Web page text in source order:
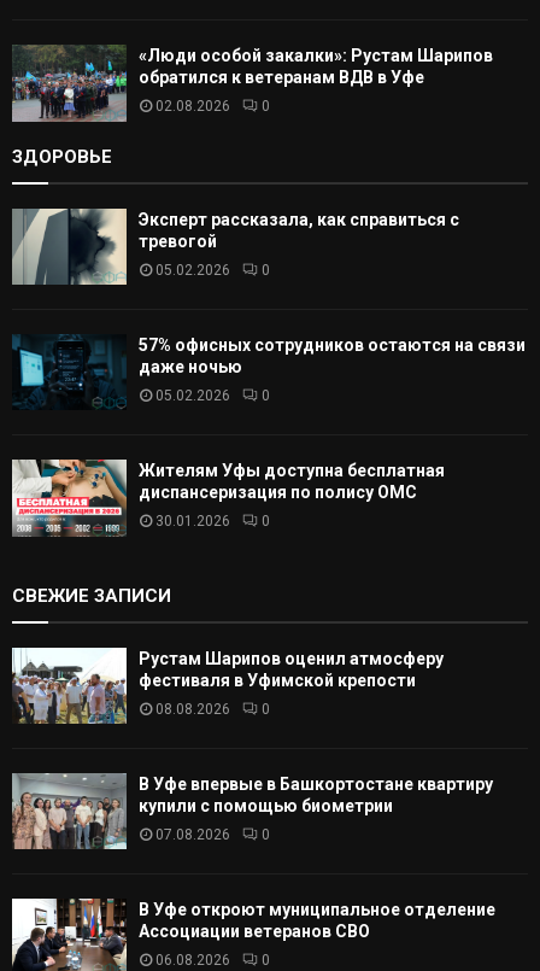
«Люди особой закалки»: Рустам Шарипов
обратился к ветеранам ВДВ в Уфе
02.08.2026 0
ЗДОРОВЬЕ
Эксперт рассказала, как справиться с
тревогой
05.02.2026 0
57% офисных сотрудников остаются на связи
даже ночью
05.02.2026 0
Жителям Уфы доступна бесплатная
диспансеризация по полису ОМС
30.01.2026 0
СВЕЖИЕ ЗАПИСИ
Рустам Шарипов оценил атмосферу
фестиваля в Уфимской крепости
08.08.2026 0
В Уфе впервые в Башкортостане квартиру
купили с помощью биометрии
07.08.2026 0
В Уфе откроют муниципальное отделение
Ассоциации ветеранов СВО
06.08.2026 0